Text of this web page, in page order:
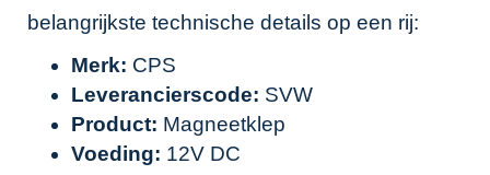
belangrijkste technische details op een rij:
Merk: CPS
Leverancierscode: SVW
Product: Magneetklep
Voeding: 12V DC